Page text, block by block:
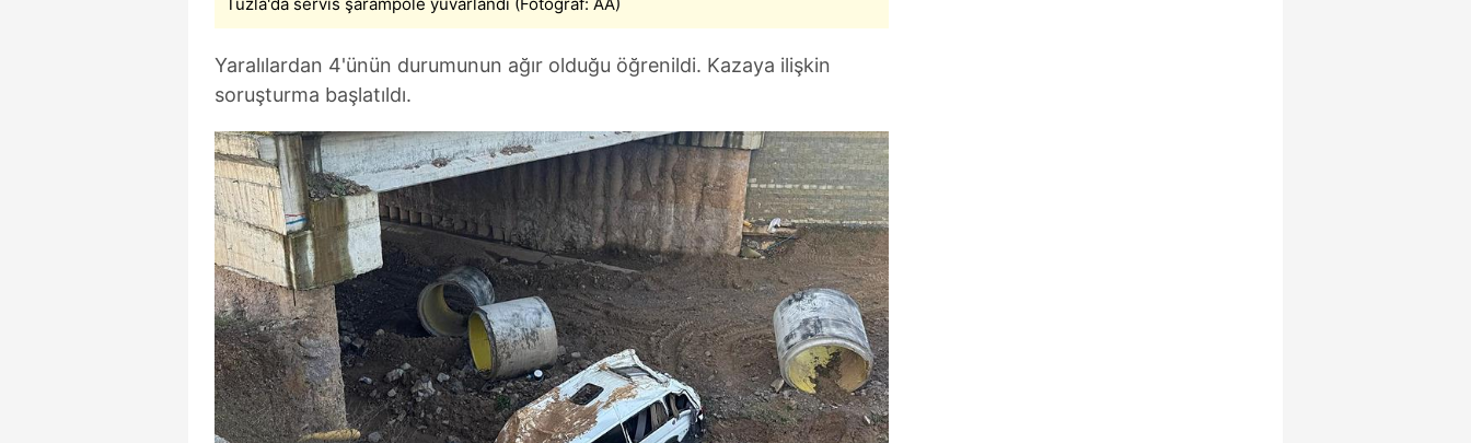
mevzuata uygun olarak kullanılan çerezlerle ilgili bilgi almak için lütfen
Yaralılardan 4'ünün durumunun ağır olduğu öğrenildi. Kazaya ilişkin
soruşturma başlatıldı.